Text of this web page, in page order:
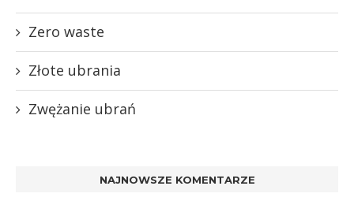
Zero waste
Złote ubrania
Zwężanie ubrań
NAJNOWSZE KOMENTARZE